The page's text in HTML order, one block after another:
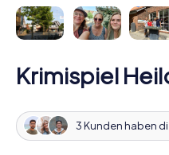
Krimispiel
3 Kunden haben